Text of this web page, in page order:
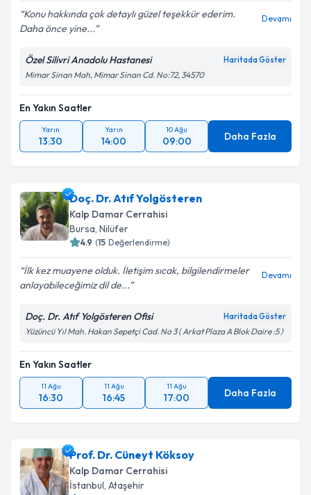
Metni'ni okudum ve kişisel verilerimin belirtilen
kapsamda işlenmesini kabul ediyorum.
Takvim Talebini Gönder
Konu hakkında çok detaylı güzel teşekkür ederim.
Daha önce yine...
Devamı
Özel Silivri Anadolu Hastanesi Haritada Göster
Mimar Sinan Mah, Mimar Sinan Cd. No:72, 34570
En Yakın Saatler
Yarın
13:30
Yarın
14:00
10 Ağu
09:00 Daha Fazla
Doç. Dr. Atıf Yolgösteren
Kalp Damar Cerrahisi
Bursa, Nilüfer
4.9 (15 Değerlendirme)
İlk kez muayene olduk. İletişim sıcak, bilgilendirmeler
anlayabileceğimiz dil de...
Devamı
Doç. Dr. Atıf Yolgösteren Ofisi Haritada Göster
Yüzüncü Yıl Mah. Hakan Sepetçi Cad. No 3 ( Arkat Plaza A Blok Daire :5 )
En Yakın Saatler
11 Ağu
16:30
11 Ağu
16:45
11 Ağu
17:00 Daha Fazla
Prof. Dr. Cüneyt Köksoy
Kalp Damar Cerrahisi
İstanbul, Ataşehir